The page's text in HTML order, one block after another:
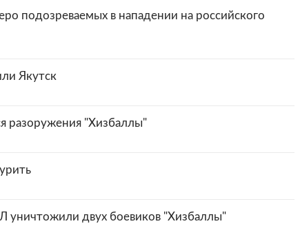
подозреваемых в нападении на российского
Якутск
разоружения "Хизбаллы"
двух боевиков "Хизбаллы"